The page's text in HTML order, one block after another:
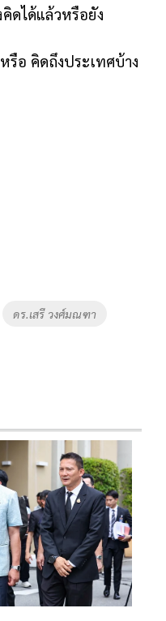
ดได้แล้วหรือยัง
อ คิดถึงประเทศบ้าง
ดร.เสรี วงศ์มณฑา